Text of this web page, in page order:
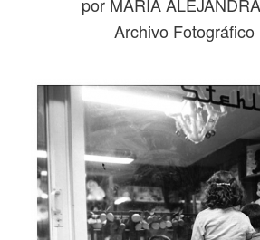
por MARÍA
Archivo Fotográfico